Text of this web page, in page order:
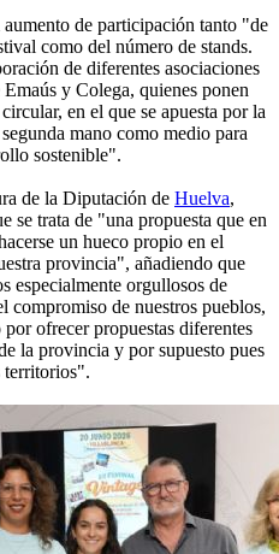
de participación tanto "de
como del número de stands.
de diferentes asociaciones
y Colega, quienes ponen
en el que se apuesta por la
mano como medio para
sostenible".
de la Diputación de Huelva,
se trata de "una propuesta que en
un hueco propio en el
provincia", añadiendo que
especialmente orgullosos de
compromiso de nuestros pueblos,
ofrecer propuestas diferentes
la provincia y por supuesto pues
territorios".